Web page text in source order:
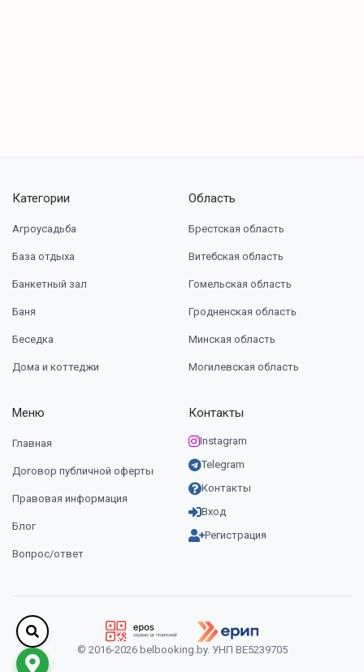
Категории
Агроусадьба
База отдыха
Банкетный зал
Баня
Беседка
Дома и коттеджи
Область
Брестская область
Витебская область
Гомельская область
Гродненская область
Минская область
Могилевская область
Меню
Главная
Договор публичной оферты
Правовая информация
Блог
Вопрос/ответ
Контакты
Instagram
Telegram
Контакты
Вход
Регистрация
© 2016-2026 belbooking.by. УНП ВЕ5239705